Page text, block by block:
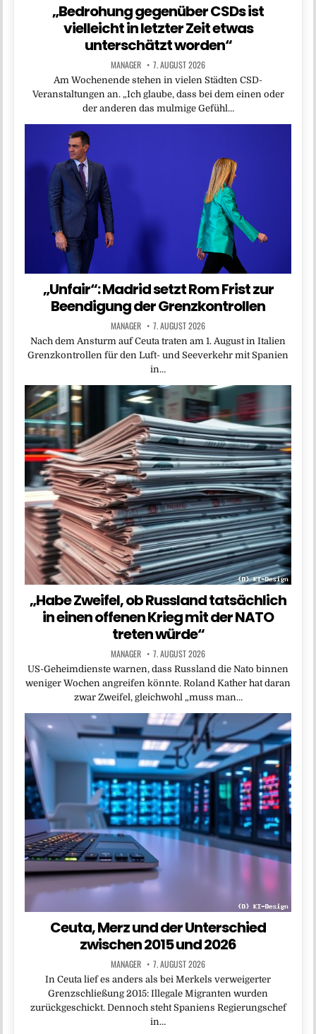
„Bedrohung gegenüber CSDs ist
vielleicht in letzter Zeit etwas
unterschätzt worden“
MANAGER 7. AUGUST 2026
Am Wochenende stehen in vielen Städten CSD-
Veranstaltungen an. „Ich glaube, dass bei dem einen oder
der anderen das mulmige Gefühl…
„Unfair“: Madrid setzt Rom Frist zur
Beendigung der Grenzkontrollen
MANAGER 7. AUGUST 2026
Nach dem Ansturm auf Ceuta traten am 1. August in Italien
Grenzkontrollen für den Luft- und Seeverkehr mit Spanien
in…
„Habe Zweifel, ob Russland tatsächlich
in einen offenen Krieg mit der NATO
treten würde“
MANAGER 7. AUGUST 2026
US-Geheimdienste warnen, dass Russland die Nato binnen
weniger Wochen angreifen könnte. Roland Kather hat daran
zwar Zweifel, gleichwohl „muss man…
Ceuta, Merz und der Unterschied
zwischen 2015 und 2026
MANAGER 7. AUGUST 2026
In Ceuta lief es anders als bei Merkels verweigerter
Grenzschließung 2015: Illegale Migranten wurden
zurückgeschickt. Dennoch steht Spaniens Regierungschef
in…